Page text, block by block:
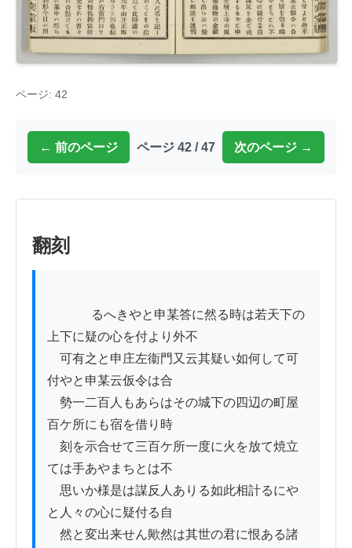
ページ: 42
← 前のページ ページ 42 / 47 次のページ →
翻刻
上下に疑の心を付より外不
可有之と申庄左衞門又云其疑い如何して可
付やと申某云仮令は合
勢一二百人もあらはその城下の四辺の町屋
百ケ所にも宿を借り時
刻を示合せて三百ケ所一度に火を放て焼立
ては手あやまちとは不
思いか様是は謀反人ありる如此相計るにや
と人々の心に疑付る自
然と変出来せん歟然は其世の君に恨ある諸